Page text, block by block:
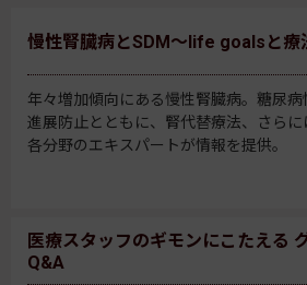
慢性腎臓病とSDM～life goalsと療
年々増加傾向にある慢性腎臓病。糖尿
進展防止とともに、腎代替療法、さらに
各分野のエキスパートが情報を提供。
医療スタッフのギモンにこたえる
Q&A